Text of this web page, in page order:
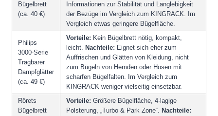
Bügelbrett
(ca. 40 €)
Informationen zur Stabilität und Langlebigkeit
der Bezüge im Vergleich zum KINGRACK. Im
Vergleich etwas geringere Bügelfläche.
Philips
3000-Serie
Tragbarer
Dampfglätter
(ca. 49 €)
Vorteile: Kein Bügelbrett nötig, kompakt,
leicht. Nachteile: Eignet sich eher zum
Auffrischen und Glätten von Kleidung, nicht
zum Bügeln von Hemden oder Hosen mit
scharfen Bügelfalten. Im Vergleich zum
KINGRACK weniger vielseitig einsetzbar.
Rörets
Bügelbrett
Vorteile: Größere Bügelfläche, 4-lagige
Polsterung, „Turbo & Park Zone“. Nachteile: